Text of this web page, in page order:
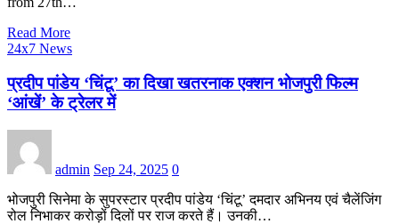
Read More
24x7 News
प्रदीप पांडेय ‘चिंटू’ का दिखा खतरनाक एक्शन भोजपुरी फिल्म
‘आंखें’ के ट्रेलर में
admin Sep 24, 2025 0
भोजपुरी सिनेमा के सुपरस्टार प्रदीप पांडेय ‘चिंटू’ दमदार अभिनय एवं चैलेंजिंग
रोल निभाकर करोड़ों दिलों पर राज करते हैं। उनकी…